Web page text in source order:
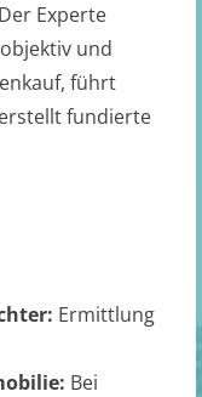
Experte
und
führt
fundierte
Ermittlung
Bei